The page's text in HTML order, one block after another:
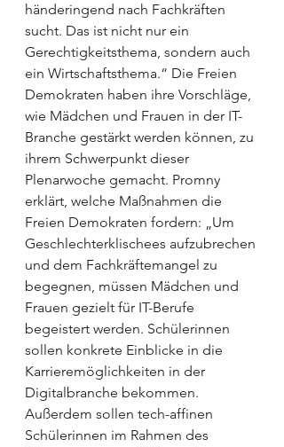
händeringend nach Fachkräften
sucht. Das ist nicht nur ein
Gerechtigkeitsthema, sondern auch
ein Wirtschaftsthema.“ Die Freien
Demokraten haben ihre Vorschläge,
wie Mädchen und Frauen in der IT-
Branche gestärkt werden können, zu
ihrem Schwerpunkt dieser
Plenarwoche gemacht. Promny
erklärt, welche Maßnahmen die
Freien Demokraten fordern: „Um
Geschlechterklischees aufzubrechen
und dem Fachkräftemangel zu
begegnen, müssen Mädchen und
Frauen gezielt für IT-Berufe
begeistert werden. Schülerinnen
sollen konkrete Einblicke in die
Karrieremöglichkeiten in der
Digitalbranche bekommen.
Außerdem sollen tech-affinen
Schülerinnen im Rahmen des